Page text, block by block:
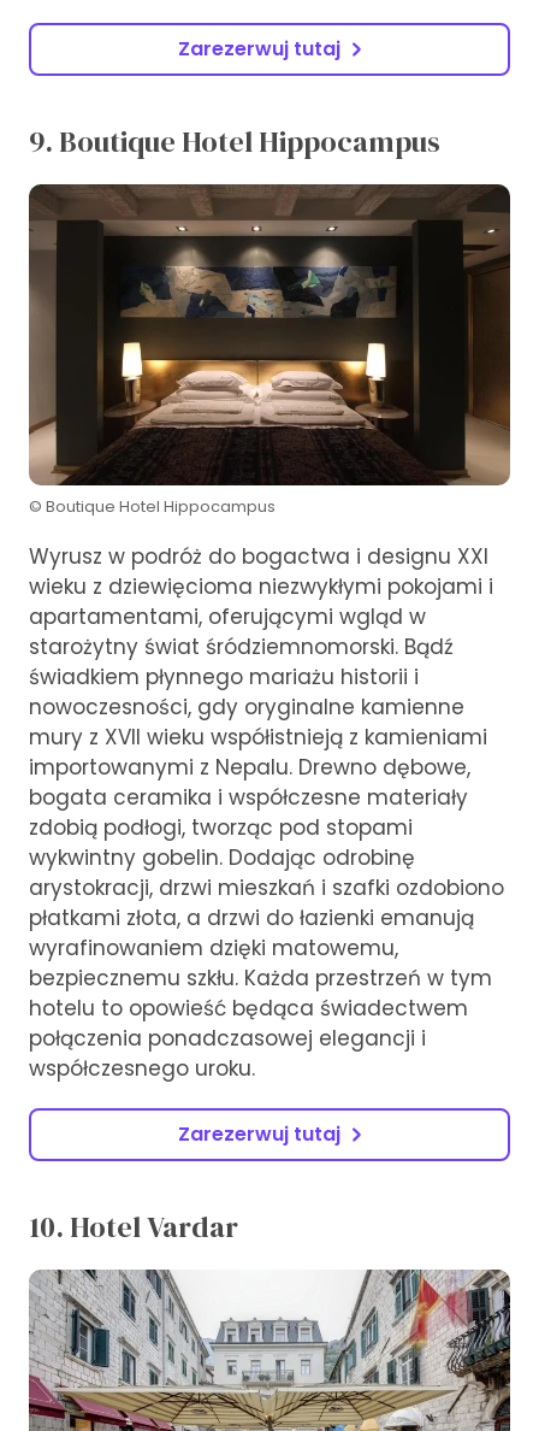
Zarezerwuj tutaj
9. Boutique Hotel Hippocampus
© Boutique Hotel Hippocampus
Wyrusz w podróż do bogactwa i designu XXI
wieku z dziewięcioma niezwykłymi pokojami i
apartamentami, oferującymi wgląd w
starożytny świat śródziemnomorski. Bądź
świadkiem płynnego mariażu historii i
nowoczesności, gdy oryginalne kamienne
mury z XVII wieku współistnieją z kamieniami
importowanymi z Nepalu. Drewno dębowe,
bogata ceramika i współczesne materiały
zdobią podłogi, tworząc pod stopami
wykwintny gobelin. Dodając odrobinę
arystokracji, drzwi mieszkań i szafki ozdobiono
płatkami złota, a drzwi do łazienki emanują
wyrafinowaniem dzięki matowemu,
bezpiecznemu szkłu. Każda przestrzeń w tym
hotelu to opowieść będąca świadectwem
połączenia ponadczasowej elegancji i
współczesnego uroku.
Zarezerwuj tutaj
10. Hotel Vardar